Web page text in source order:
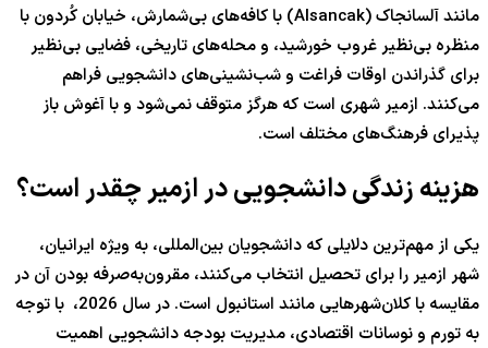
مانند آلسانجاک (Alsancak) با کافه‌های بی‌شمارش، خیابان کُردون با
منظره بی‌نظیر غروب خورشید، و محله‌های تاریخی، فضایی بی‌نظیر
برای گذراندن اوقات فراغت و شب‌نشینی‌های دانشجویی فراهم
می‌کنند. ازمیر شهری است که هرگز متوقف نمی‌شود و با آغوش باز
پذیرای فرهنگ‌های مختلف است.
هزینه زندگی دانشجویی در ازمیر چقدر است؟
یکی از مهم‌ترین دلایلی که دانشجویان بین‌المللی، به ویژه ایرانیان،
شهر ازمیر را برای تحصیل انتخاب می‌کنند، مقرون‌به‌صرفه بودن آن در
مقایسه با کلان‌شهرهایی مانند استانبول است. در سال 2026، با توجه
به تورم و نوسانات اقتصادی، مدیریت بودجه دانشجویی اهمیت